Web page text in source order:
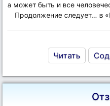
а может быть и все
Продолжение следует… в
Читать